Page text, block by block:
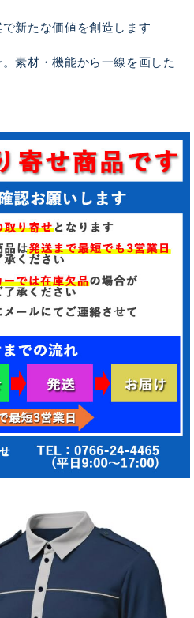
新たな価値を創造します
素材・機能から一線を画した